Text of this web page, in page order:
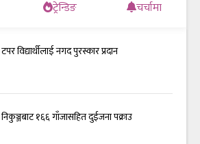
ट्रेन्डिङ चर्चामा
टपर विद्यार्थीलाई नगद पुरस्कार प्रदान
निकुञ्जबाट १६६ गाँजासहित दुईजना पक्राउ